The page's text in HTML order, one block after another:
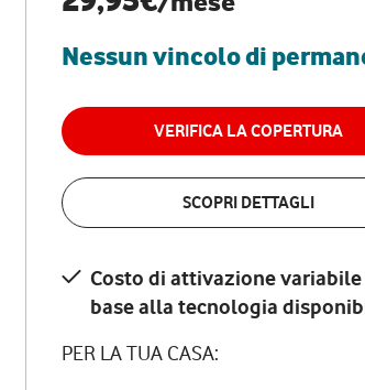
Nessun vincolo di
VERIFICA LA COPERTURA
SCOPRI DETTAGLI
Costo di attivazione variabile
base alla tecnologia
PER LA TUA CASA: